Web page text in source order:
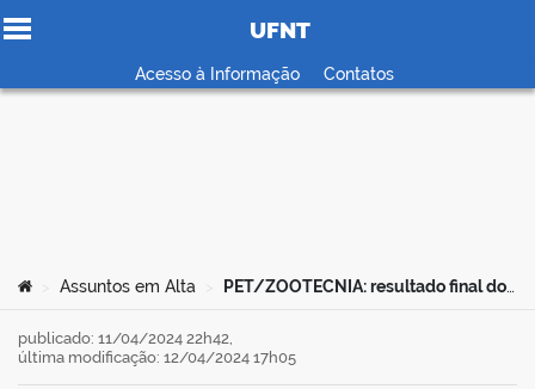
Ir para o conteúdo
UFNT
Acesso à Informação Contatos
Você está aqui:
Assuntos em Alta PET/ZOOTECNIA: resultado final do processo seletivo de estudantes
publicado: 11/04/2024 22h42,
última modificação: 12/04/2024 17h05